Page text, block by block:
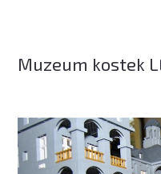
Muzeum kostek